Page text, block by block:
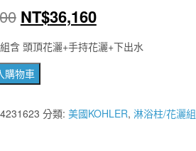
原
始
價
NT$48,500。
NT$36,160目
前
NT$36,160。
含 頭頂花灑+手持花灑+下出水
購物車
分類: 美國KOHLER, 淋浴柱/花灑組